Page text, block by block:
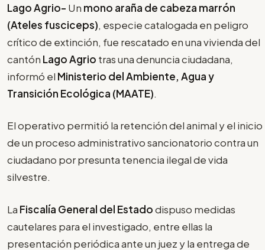
Lago Agrio- Un mono araña de cabeza marrón
(Ateles fusciceps), especie catalogada en peligro
crítico de extinción, fue rescatado en una vivienda del
cantón Lago Agrio tras una denuncia ciudadana,
informó el Ministerio del Ambiente, Agua y
Transición Ecológica (MAATE).
El operativo permitió la retención del animal y el inicio
de un proceso administrativo sancionatorio contra un
ciudadano por presunta tenencia ilegal de vida
silvestre.
La Fiscalía General del Estadodispuso medidas
cautelares para el investigado, entre ellas la
presentación periódica ante un juez y la entrega de